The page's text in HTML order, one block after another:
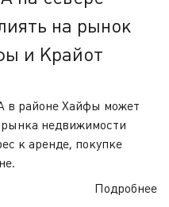
на рынок
и Крайот
в районе Хайфы может
недвижимости
к аренде, покупке
Подробнее